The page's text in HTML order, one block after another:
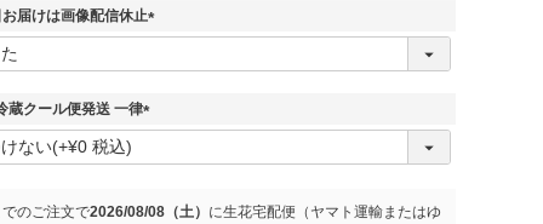
須
届けは画像配信休止
(
)
蔵クール便発送 一律
(
でのご注文で2026/08/08（土） に生花宅配便（ヤマト運輸またはゆ